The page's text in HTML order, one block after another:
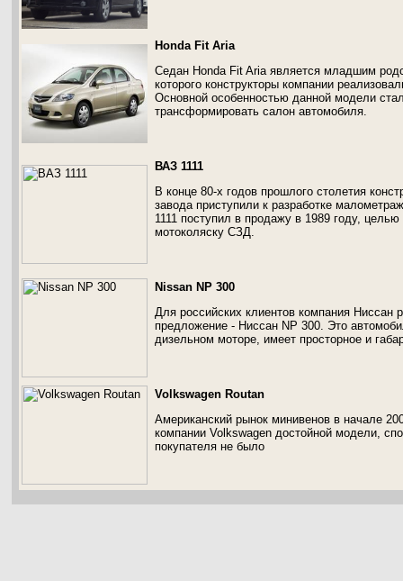
Honda Fit Aria
Седан Honda Fit Aria является младшим
которого конструкторы компании
Основной особенностью данной модели
трансформировать салон автомобиля.
ВАЗ 1111
В конце 80-х годов прошлого столетия
завода приступили к разработке
1111 поступил в продажу в 1989 году,
мотоколяску СЗД.
Nissan NP 300
Для российских клиентов компания Ниссан
предложение - Ниссан NP 300. Это
дизельном моторе, имеет просторное и
Volkswagen Routan
Американский рынок минивенов в начале
компании Volkswagen достойной модели,
покупателя не было